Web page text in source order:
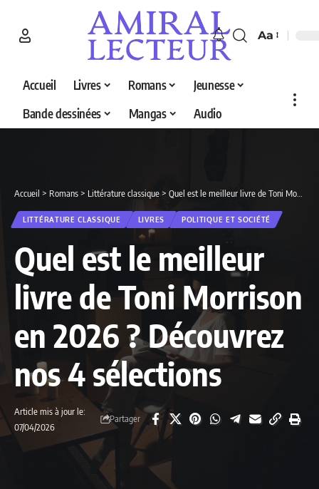
Aa
Accueil Livres Romans
Jeunesse
Bande dessinées
Mangas Audio
Accueil > Romans> Littérature classique> Quel est le meilleur livre de Toni Morrison en 2026 ? Découvrez nos 4 sélections
LITTÉRATURE CLASSIQUE LIVRES POLITIQUE ET SOCIÉTÉ
Quel est le meilleur
livre de Toni Morrison
en 2026 ? Découvrez
nos 4 sélections
Article mis à jour le:
07/04/2026
Partager